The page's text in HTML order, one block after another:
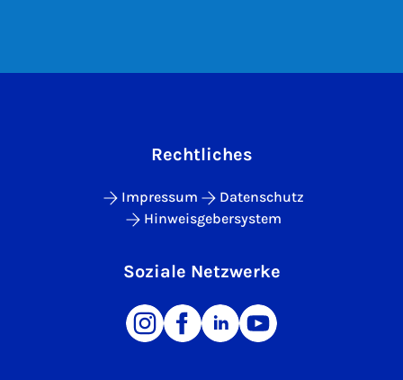
Rechtliches
Impressum
Datenschutz
Hinweisgebersystem
Soziale Netzwerke